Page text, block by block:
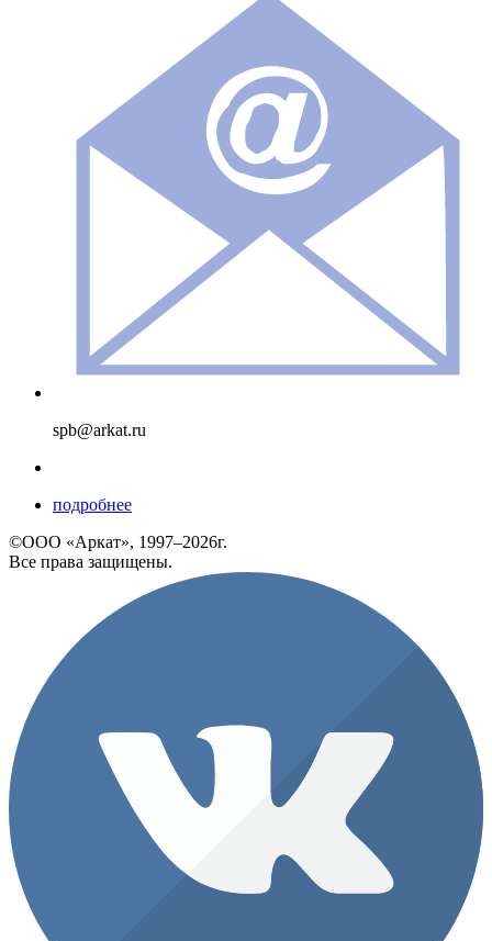
spb@arkat.ru
подробнее
©ООО «Аркат», 1997–2026г.
Все права защищены.